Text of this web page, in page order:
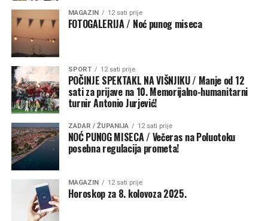
Potaknuo je pomorce i putnike da podignu pogled
prema Majci kada tuda prolaze, prekriže se i barem
kratko zamole da ih čuva na putu života
podsjeća da životno putovanje ne započinjemo sami i da
nijedan povratak nije samo plod naše vještine, nego i
Božje providnosti. Neka taj kip bude svjetionik vjere i
nade, znak da nad nama bdije Majka koja nas upućuje
prema sigurnoj luci – Kristu Spasitelju“, poručio je
nadbiskup.
MAGAZIN 12 sati prije
FOTOGALERIJA / Noć punog miseca
SPORT 12 sati prije
POČINJE SPEKTAKL NA VIŠNJIKU / Manje od 12
sati za prijave na 10. Memorijalno-humanitarni
turnir Antonio Jurjević!
ZADAR / ŽUPANIJA 12 sati prije
NOĆ PUNOG MISECA / Večeras na Poluotoku
posebna regulacija prometa!
MAGAZIN 12 sati prije
Horoskop za 8. kolovoza 2025.